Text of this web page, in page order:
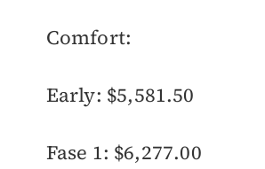
Comfort:
Early: $5,581.50
Fase 1: $6,277.00